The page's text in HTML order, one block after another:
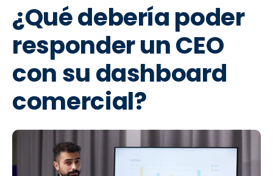
¿Qué debería poder
responder un CEO
con su dashboard
comercial?